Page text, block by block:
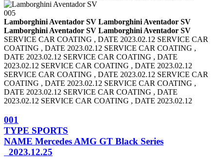
005
Lamborghini Aventador SV Lamborghini Aventador SV
Lamborghini Aventador SV Lamborghini Aventador SV
SERVICE CAR COATING , DATE 2023.02.12 SERVICE CAR
COATING , DATE 2023.02.12 SERVICE CAR COATING ,
DATE 2023.02.12 SERVICE CAR COATING , DATE
2023.02.12 SERVICE CAR COATING , DATE 2023.02.12
SERVICE CAR COATING , DATE 2023.02.12 SERVICE CAR
COATING , DATE 2023.02.12 SERVICE CAR COATING ,
DATE 2023.02.12 SERVICE CAR COATING , DATE
2023.02.12 SERVICE CAR COATING , DATE 2023.02.12
001
TYPE SPORTS
NAME Mercedes AMG GT Black Series
2023.12.25